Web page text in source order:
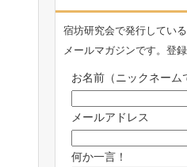
宿坊研究会で発行している
メールマガジンです。登
お名前（ニックネーム
メールアドレス
何か一言！